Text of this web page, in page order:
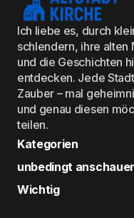
Ich liebe es, durch
schlendern, ihre alten
und die Geschichten
entdecken. Jede
Zauber – mal
und genau diesen
teilen.
Kategorien
unbedingt
Wichtig